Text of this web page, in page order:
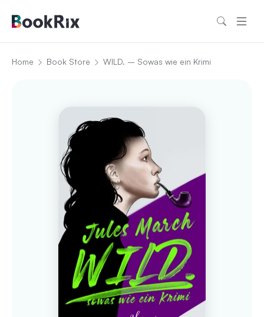
Home Book Store WILD. – Sowas wie ein Krimi